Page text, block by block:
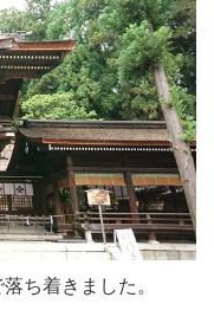
ち着きました。